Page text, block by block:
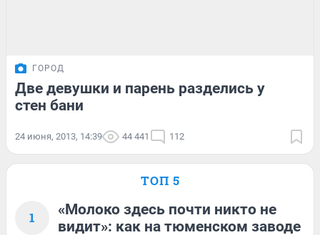
ГОРОД
Две девушки и парень разделись у
стен бани
24 июня, 2013, 14:39 44 441 112
ТОП 5
1
«Молоко здесь почти никто не
видит»: как на тюменском заводе